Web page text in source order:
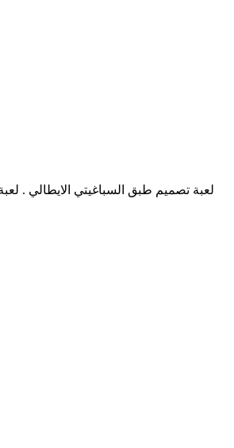
لعبة تصميم طبق السباغيتي الايطالي .